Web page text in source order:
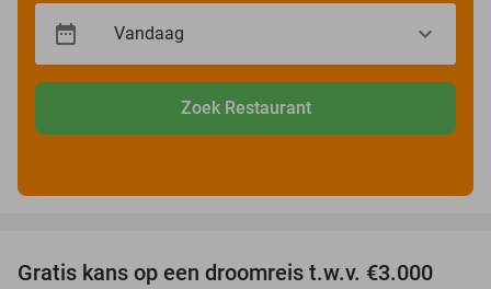
Zoek Restaurant
Gratis kans op een droomreis t.w.v. €3.000